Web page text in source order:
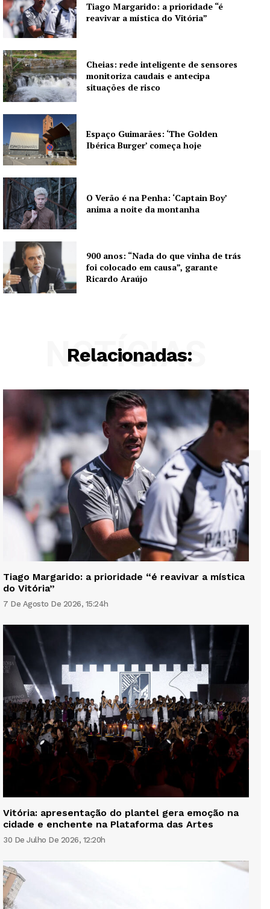
Grande Entrevista
Publicidade
Tiago Margarido: a prioridade “é
reavivar a mística do Vitória”
Cheias: rede inteligente de sensores
monitoriza caudais e antecipa
situações de risco
Espaço Guimarães: ‘The Golden
Ibérica Burger’ começa hoje
O Verão é na Penha: ‘Captain Boy’
anima a noite da montanha
900 anos: “Nada do que vinha de trás
foi colocado em causa”, garante
Ricardo Araújo
Relacionadas:
NOTÍCIAS
Tiago Margarido: a prioridade “é reavivar a mística
do Vitória”
7 De Agosto De 2026, 15:24h
Vitória: apresentação do plantel gera emoção na
cidade e enchente na Plataforma das Artes
30 De Julho De 2026, 12:20h